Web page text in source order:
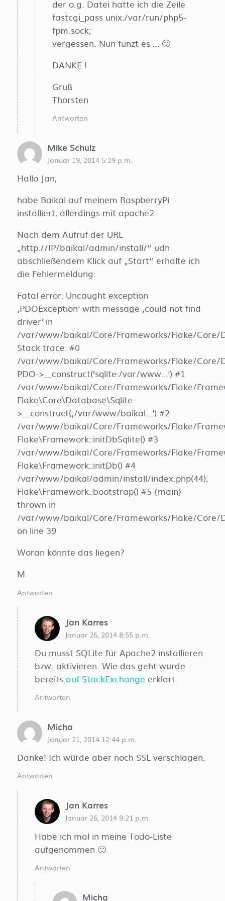
der o.g. Datei hatte ich die Zeile
fastcgi_pass unix:/var/run/php5-
fpm.sock;
vergessen. Nun funzt es … 🙂
DANKE !
Gruß
Thorsten
Antworten
Mike Schulz
Januar 19, 2014 5:29 p.m.
Hallo Jan,
habe Baikal auf meinem RaspberryPi
installiert, allerdings mit apache2.
Nach dem Aufruf der URL
„http://IP/baikal/admin/install/“ udn
abschließendem Klick auf „Start“ erhalte ich
die Fehlermeldung:
Fatal error: Uncaught exception
‚PDOException‘ with message ‚could not find
driver‘ in
/var/www/baikal/Core/Frameworks/Flake/Core/
Stack trace: #0
/var/www/baikal/Core/Frameworks/Flake/Core/
PDO->__construct(’sqlite:/var/www…‘) #1
/var/www/baikal/Core/Frameworks/Flake/
Flake\Core\Database\Sqlite-
>__construct(‚/var/www/baikal…‘) #2
/var/www/baikal/Core/Frameworks/Flake/
Flake\Framework::initDbSqlite() #3
/var/www/baikal/Core/Frameworks/Flake/
Flake\Framework::initDb() #4
/var/www/baikal/admin/install/index.php(44):
Flake\Framework::bootstrap() #5 {main}
thrown in
/var/www/baikal/Core/Frameworks/Flake/Core/
on line 39
Woran könnte das liegen?
M.
Antworten
Jan Karres
Januar 26, 2014 8:55 p.m.
Du musst SQLite für Apache2 installieren
bzw. aktivieren. Wie das geht wurde
bereits auf StackExchange erklärt.
Antworten
Micha
Januar 21, 2014 12:44 p.m.
Danke! Ich würde aber noch SSL verschlagen.
Antworten
Jan Karres
Januar 26, 2014 9:21 p.m.
Habe ich mal in meine Todo-Liste
aufgenommen 🙂
Antworten
Micha